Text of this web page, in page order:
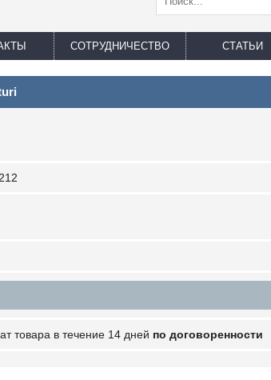
СОТРУДНИЧЕСТВО СТАТЬИ
товара в течение 14 дней по договоренности